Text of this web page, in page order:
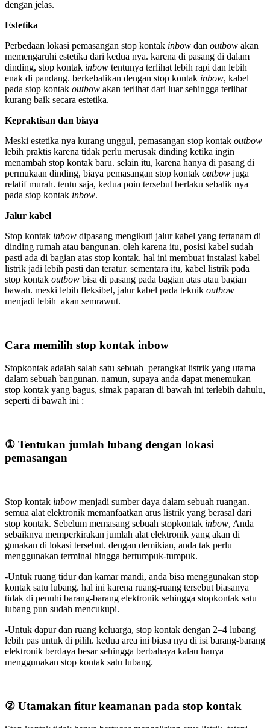
dengan jelas.
Estetika
Perbedaan lokasi pemasangan stop kontak inbow dan outbow akan
memengaruhi estetika dari kedua nya. karena di pasang di dalam
dinding, stop kontak inbow tentunya terlihat lebih rapi dan lebih
enak di pandang. berkebalikan dengan stop kontak inbow, kabel
pada stop kontak outbow akan terlihat dari luar sehingga terlihat
kurang baik secara estetika.
Kepraktisan dan biaya
Meski estetika nya kurang unggul, pemasangan stop kontak outbow
lebih praktis karena tidak perlu merusak dinding ketika ingin
menambah stop kontak baru. selain itu, karena hanya di pasang di
permukaan dinding, biaya pemasangan stop kontak outbow juga
relatif murah. tentu saja, kedua poin tersebut berlaku sebalik nya
pada stop kontak inbow.
Jalur kabel
Stop kontak inbow dipasang mengikuti jalur kabel yang tertanam di
dinding rumah atau bangunan. oleh karena itu, posisi kabel sudah
pasti ada di bagian atas stop kontak. hal ini membuat instalasi kabel
listrik jadi lebih pasti dan teratur. sementara itu, kabel listrik pada
stop kontak outbow bisa di pasang pada bagian atas atau bagian
bawah. meski lebih fleksibel, jalur kabel pada teknik outbow
menjadi lebih akan semrawut.
Cara memilih stop kontak inbow
Stopkontak adalah salah satu sebuah perangkat listrik yang utama
dalam sebuah bangunan. namun, supaya anda dapat menemukan
stop kontak yang bagus, simak paparan di bawah ini terlebih dahulu,
seperti di bawah ini :
① Tentukan jumlah lubang dengan lokasi
pemasangan
Stop kontak inbow menjadi sumber daya dalam sebuah ruangan.
semua alat elektronik memanfaatkan arus listrik yang berasal dari
stop kontak. Sebelum memasang sebuah stopkontak inbow, Anda
sebaiknya memperkirakan jumlah alat elektronik yang akan di
gunakan di lokasi tersebut. dengan demikian, anda tak perlu
menggunakan terminal hingga bertumpuk-tumpuk.
-Untuk ruang tidur dan kamar mandi, anda bisa menggunakan stop
kontak satu lubang. hal ini karena ruang-ruang tersebut biasanya
tidak di penuhi barang-barang elektronik sehingga stopkontak satu
lubang pun sudah mencukupi.
-Untuk dapur dan ruang keluarga, stop kontak dengan 2–4 lubang
lebih pas untuk di pilih. kedua area ini biasa nya di isi barang-barang
elektronik berdaya besar sehingga berbahaya kalau hanya
menggunakan stop kontak satu lubang.
② Utamakan fitur keamanan pada stop kontak